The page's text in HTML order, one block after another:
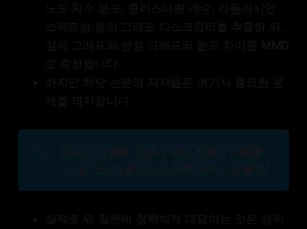
노드 차수 분포, 클러스터링 계수, 라플라시안
스펙트럼 등의 그래프 디스크립터를 추출한 뒤,
실제 그래프와 생성 그래프의 분포 차이를 MMD
로 측정합니다.
하지만 해당 논문의 저자들은 여기서 중요한 문
제를 제기합니다.
실제로 위 질문에 정확하게 대답하는 것은 생각